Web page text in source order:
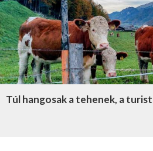
Túl hangosak a tehenek, a